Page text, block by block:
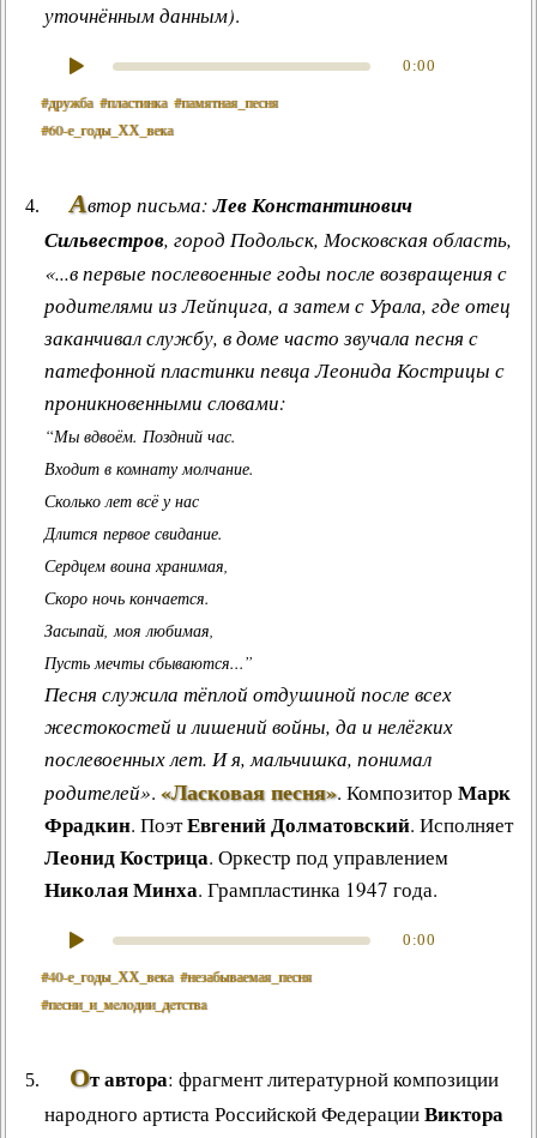
уточнённым данным).
0:00
#дружба #пластинка #памятная_песня
#60‑е_годы_ХХ_века
Автор письма:Лев Константинович
Сильвестров, город Подольск, Московская область,
«...в первые послевоенные годы после возвращения с
родителями из Лейпцига, а затем с Урала, где отец
заканчивал службу, в доме часто звучала песня с
патефонной пластинки певца Леонида Кострицы с
проникновенными словами:
“Мы вдвоём. Поздний час.
Входит в комнату молчание.
Сколько лет всё у нас
Длится первое свидание.
Сердцем воина хранимая,
Скоро ночь кончается.
Засыпай, моя любимая,
Пусть мечты сбываются...”
Песня служила тёплой отдушиной после всех
жестокостей и лишений войны, да и нелёгких
послевоенных лет. И я, мальчишка, понимал
родителей». «Ласковая песня». Композитор Марк
Фрадкин. ПоэтЕвгений Долматовский. Исполняет
Леонид Кострица. Оркестр под управлением
Николая Минха. Грампластинка 1947 года.
0:00
#40‑е_годы_ХХ_века #незабываемая_песня
#пeсни_и_мeлoдии_дeтствa
От автора: фрагмент литературной композиции
народного артиста Российской ФедерацииВиктора